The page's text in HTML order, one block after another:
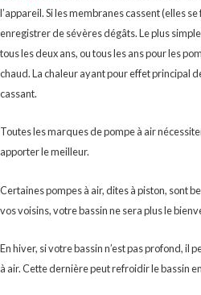
l’appareil. Si les membranes cassent (elles
enregistrer de sévères dégâts. Le plus
tous les deux ans, ou tous les ans pour les
chaud. La chaleur ayant pour effet principal
cassant.
Toutes les marques de pompe à air
apporter le meilleur.
Certaines pompes à air, dites à piston, sont
vos voisins, votre bassin ne sera plus le
En hiver, si votre bassin n’est pas profond, il
à air. Cette dernière peut refroidir le bassin